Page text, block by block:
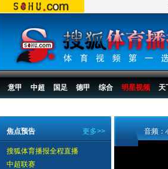
意甲 中超 国足 德甲 综合 明星视频 天
更多>>
焦点预告
搜狐体育播报全程直播
中超联赛
音频：